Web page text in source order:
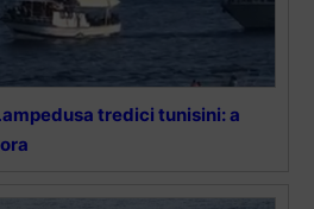
tredici tunisini: a